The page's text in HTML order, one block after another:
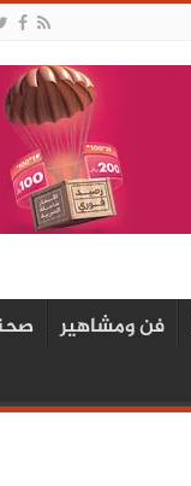
فن ومشاهير